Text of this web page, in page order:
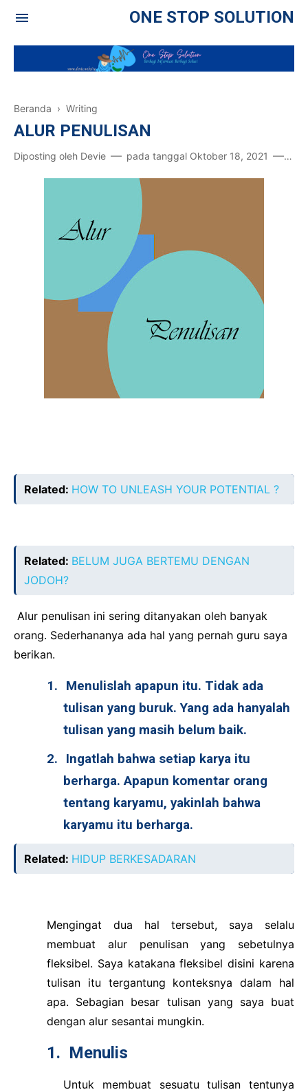
ONE STOP SOLUTION
Beranda › Writing
ALUR PENULISAN
Diposting oleh Devie pada tanggal Oktober 18, 2021
Related: HOW TO UNLEASH YOUR POTENTIAL ?
Related: BELUM JUGA BERTEMU DENGAN
JODOH?
Alur penulisan ini sering ditanyakan oleh banyak
orang. Sederhananya ada hal yang pernah guru saya
berikan.
1.
Menulislah apapun itu. Tidak ada
tulisan yang buruk. Yang ada hanyalah
tulisan yang masih belum baik.
2.
Ingatlah bahwa setiap karya itu
berharga. Apapun komentar orang
tentang karyamu, yakinlah bahwa
karyamu itu berharga.
Related: HIDUP BERKESADARAN
Mengingat dua hal tersebut, saya selalu
membuat alur penulisan yang sebetulnya
fleksibel. Saya katakana fleksibel disini karena
tulisan itu tergantung konteksnya dalam hal
apa. Sebagian besar tulisan yang saya buat
dengan alur sesantai mungkin.
1. Menulis
Untuk membuat sesuatu tulisan tentunya